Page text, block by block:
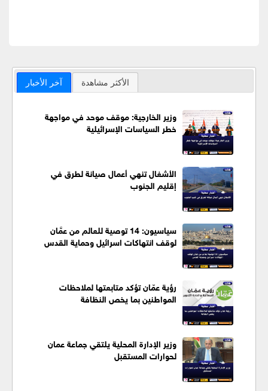
آخر الأخبار الأكثر مشاهدة
وزير الخارجية: موقف موحد في مواجهة
خطر السياسات الإسرائيلية
الأشغال تنهي أعمال صيانة لطرق في
إقليم الجنوب
سياسيون: 14 توصية للعالم من عمَّان
لوقف انتهاكات اسرائيل وحماية القدس
رؤية عمّان تؤكد متابعتها لملاحظات
المواطنين بما يخص النظافة
وزير الإدارة المحلية يلتقي جماعة عمان
لحوارات المستقبل